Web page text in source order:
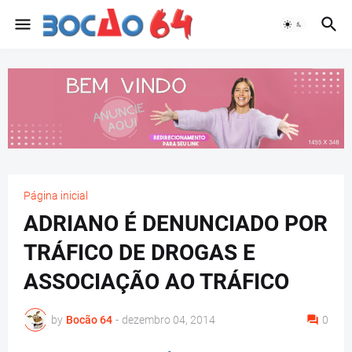
Página inicial
ADRIANO É DENUNCIADO POR
TRÁFICO DE DROGAS E
ASSOCIAÇÃO AO TRÁFICO
by Bocão 64 - dezembro 04, 2014 0